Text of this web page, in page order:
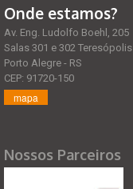
Onde estamos?
Av. Eng. Ludolfo Boehl, 205
Salas 301 e 302 Teresópolis
Porto Alegre - RS
CEP: 91720-150
mapa
Nossos Parceiros